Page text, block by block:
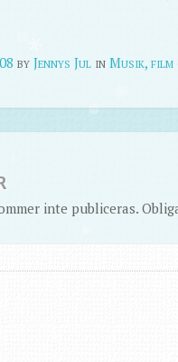
by Jennys Jul in Musik, film
inte publiceras.